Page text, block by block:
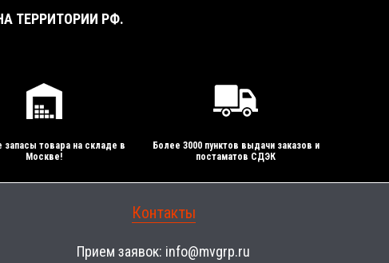
ТЕРРИТОРИИ РФ.
запасы товара на складе в
Москве!
Более 3000 пунктов выдачи заказов и
постаматов СДЭК
Контакты
Прием заявок: info@mvgrp.ru